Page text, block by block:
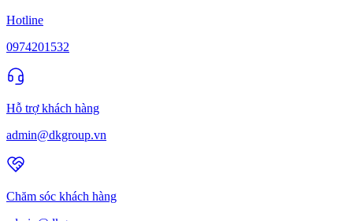
Hotline
0974201532
Hỗ trợ khách hàng
admin@dkgroup.vn
Chăm sóc khách hàng